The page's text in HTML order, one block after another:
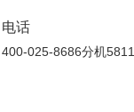
电话
400-025-8686分机5811